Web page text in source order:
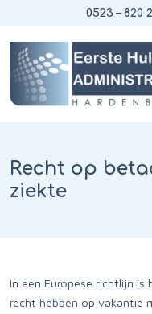
0523 – 820
Recht op
ziekte
In een Europese richtlijn is
recht hebben op vakantie